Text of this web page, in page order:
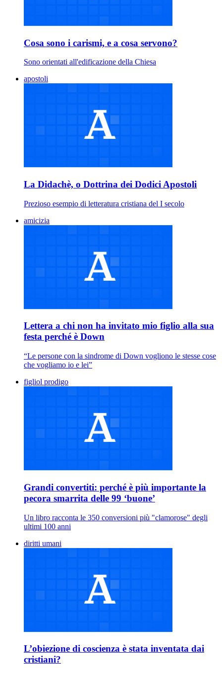
Cosa sono i carismi, e a cosa servono?
Sono orientati all'edificazione della Chiesa
apostoli
La Didachè, o Dottrina dei Dodici Apostoli
Prezioso esempio di letteratura cristiana del I secolo
amicizia
Lettera a chi non ha invitato mio figlio alla sua
festa perché è Down
“Le persone con la sindrome di Down vogliono le stesse cose
che vogliamo io e lei”
figliol prodigo
Grandi convertiti: perché è più importante la
pecora smarrita delle 99 ‘buone’
Un libro racconta le 350 conversioni più "clamorose" degli
ultimi 100 anni
diritti umani
L’obiezione di coscienza è stata inventata dai
cristiani?